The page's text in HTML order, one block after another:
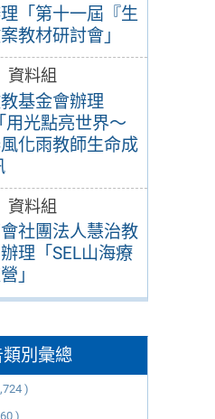
「第十一屆『生
教材研討會」
資料組
基金會辦理
用光點亮世界～
化雨教師生命成
資料組
社團法人慧治教
理「SEL山海療
」
別彙總
)
)